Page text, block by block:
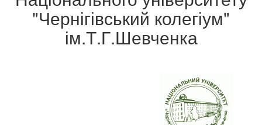
"Чернігівський колегіум"
ім.Т.Г.Шевченка